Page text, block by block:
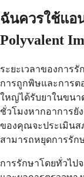
ฉันควรใช้แอ
Polyvalent
ระยะเวลาของการ
การถูกพิษและการต
ใหญ่ได้รับยาในขนา
ชั่วโมงหากอาการยั
ของคุณจะประเมิน
สามารถหยุดการรัก
การรักษาโดยทั่วไป